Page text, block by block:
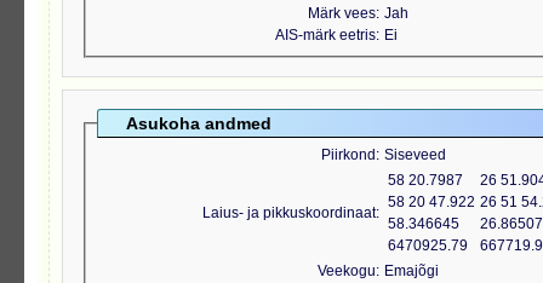
Märk vees Jah
AIS-märk eetris Ei
Asukoha andmed
Piirkond Siseveed
Laius- ja pikkuskoordinaat
58 20.7987
26
58 20 47.922 26 51
58.346645
6470925.79
Veekogu
Emajõgi